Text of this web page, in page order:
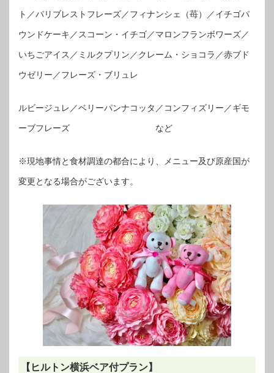
ト／パリブレストフレーズ／フィナンシェ（苺）／イチゴパ
ウンドケーキ／スコーン・イチゴ／マロンフランボワーズ／
いちごアイス／ミルクプリン／クレーム・ショコラ／赤ブド
ウゼリー／フレーズ・ブリュレ
ルビージュレ／ベリーパンナコッタ／コンフィズリー／ギモ
ーブフレーズ など
※現地事情と食材調達の都合により、メニュー及び原産国が
変更となる場合がございます。
【ヒルトン横浜ベア付プラン】